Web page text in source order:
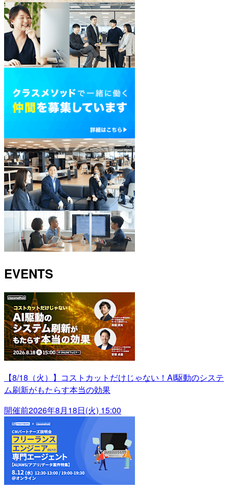
EVENTS
【8/18（火）】コストカットだけじゃない！AI駆動のシステ
ム刷新がもたらす本当の効果
開催前2026年8月18日(火) 15:00